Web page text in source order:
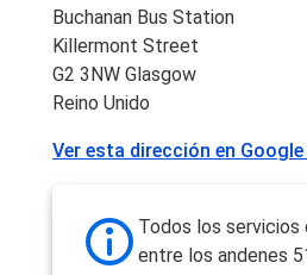
Buchanan Bus Station
Killermont Street
G2 3NW Glasgow
Reino Unido
Ver esta dirección en
Todos los servicios
entre los andenes